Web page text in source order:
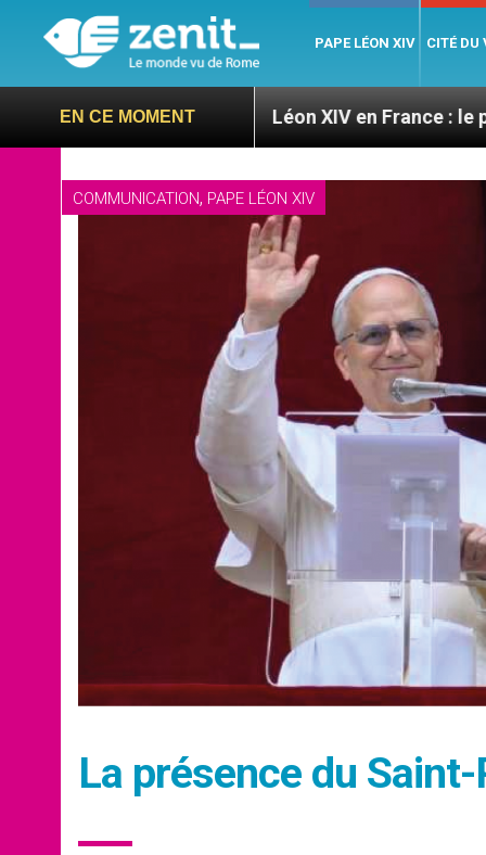
PAPE LÉON XIV CITÉ DU
EN CE MOMENTLéon XIV en France : le programme
COMMUNICATION, PAPE LÉON XIV
La présence du